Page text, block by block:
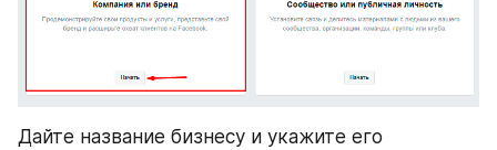
Дайте название бизнесу и укажите его